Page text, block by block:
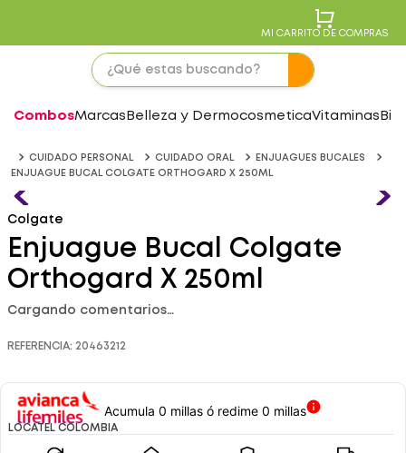
MI CARRITO DE COMPRAS
CombosMarcas Belleza y DermocosmeticaVitaminas
CUIDADO PERSONAL CUIDADO ORAL
ENJUAGUES BUCALES
ENJUAGUE BUCAL COLGATE ORTHOGARD X 250ML
Colgate
Enjuague Bucal Colgate
Orthogard X 250ml
Cargando comentarios…
REFERENCIA: 20463212
Acumula 0 millas ó redime 0 millas
LOCATEL COLOMBIA